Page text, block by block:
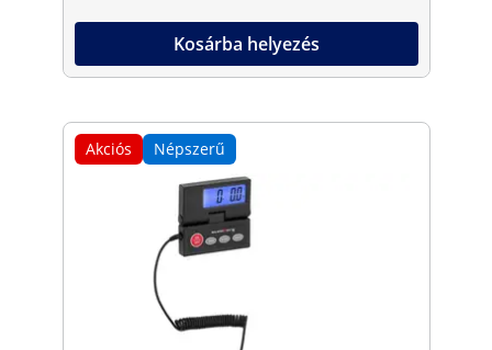
Kosárba helyezés
Akciós Népszerű